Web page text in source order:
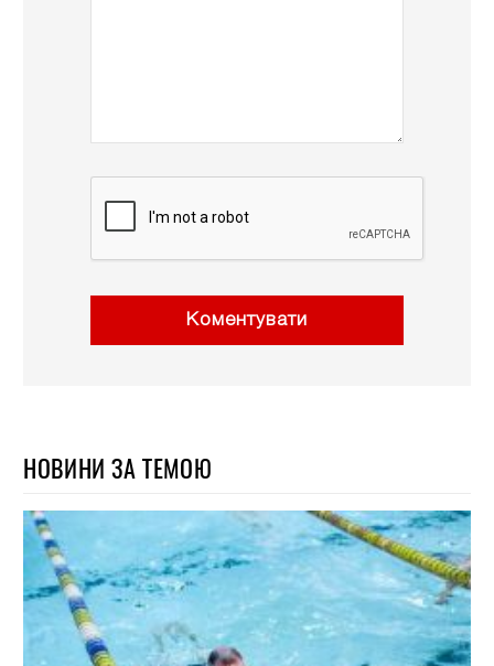
Коментувати
НОВИНИ ЗА ТЕМОЮ